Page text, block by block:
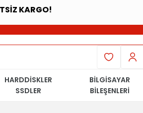
KARGO!
HARDDİSKLER
SSDLER
BİLGİSAYAR
BİLEŞENLERİ